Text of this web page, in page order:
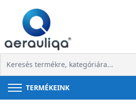
TERMÉKEINK